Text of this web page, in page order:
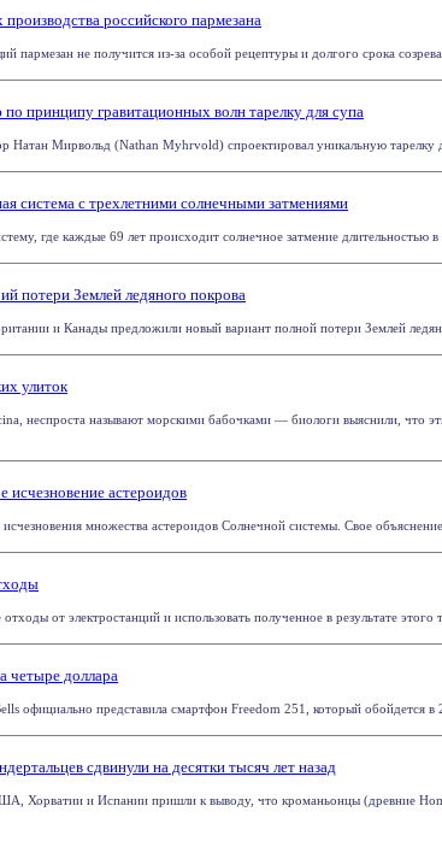
российского пармезана
пармезан не получится из-за особой рецептуры и долгого срока
принципу гравитационных волн тарелку для супа
Натан Мирвольд (Nathan Myhrvold) спроектировал уникальную тарелку
система с трехлетними солнечными затмениями
где каждые 69 лет происходит солнечное затмение длительностью
потери Землей ледяного покрова
и Канады предложили новый вариант полной потери Землей
улиток
неспроста называют морскими бабочками — биологи выяснили, что
исчезновение астероидов
множества астероидов Солнечной системы. Свое
от электростанций и использовать полученное в результате этого
четыре доллара
официально представила смартфон Freedom 251, который обойдется
сдвинули на десятки тысяч лет назад
Хорватии и Испании пришли к выводу, что кроманьонцы (древние